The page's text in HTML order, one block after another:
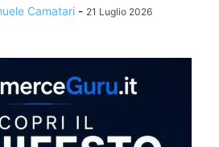
Camatari - 21 Luglio 2026